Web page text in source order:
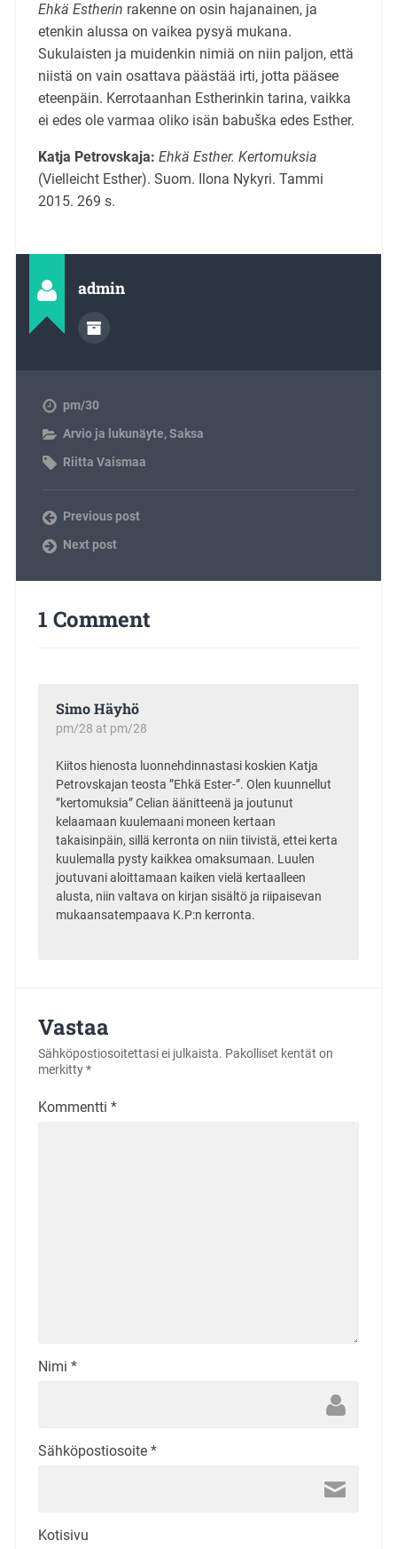
Ehkä Estherin rakenne on osin hajanainen, ja
etenkin alussa on vaikea pysyä mukana.
Sukulaisten ja muidenkin nimiä on niin paljon, että
niistä on vain osattava päästää irti, jotta pääsee
eteenpäin. Kerrotaanhan Estherinkin tarina, vaikka
ei edes ole varmaa oliko isän babuška edes Esther.
Katja Petrovskaja: Ehkä Esther. Kertomuksia
(Vielleicht Esther). Suom. Ilona Nykyri. Tammi
2015. 269 s.
admin
pm/30
Arvio ja lukunäyte,Saksa
Riitta Vaismaa
Previous post
Next post
1 Comment
Simo Häyhö
pm/28 at pm/28
Kiitos hienosta luonnehdinnastasi koskien Katja
Petrovskajan teosta ”Ehkä Ester-”. Olen kuunnellut
”kertomuksia” Celian äänitteenä ja joutunut
kelaamaan kuulemaani moneen kertaan
takaisinpäin, sillä kerronta on niin tiivistä, ettei kerta
kuulemalla pysty kaikkea omaksumaan. Luulen
joutuvani aloittamaan kaiken vielä kertaalleen
alusta, niin valtava on kirjan sisältö ja riipaisevan
mukaansatempaava K.P:n kerronta.
Vastaa
Sähköpostiosoitettasi ei julkaista. Pakolliset kentät on
merkitty*
Kommentti *
Nimi *
Sähköpostiosoite *
Kotisivu